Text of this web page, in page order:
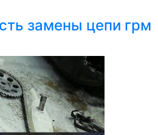
замены цепи грм